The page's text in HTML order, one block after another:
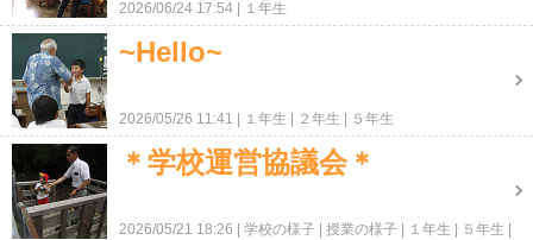
2026/06/24 17:54 １年生
~Hello~
2026/05/26 11:41 １年生 ２年生 ５年生
＊学校運営協議会＊
2026/05/21 18:26 学校の様子 授業の様子 １年生
５年生